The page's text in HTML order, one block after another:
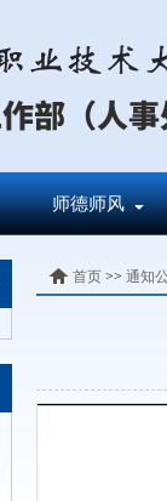
师德师风
首页 >> 通知